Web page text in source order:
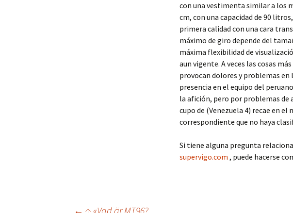
con una vestimenta similar a los
cm, con una capacidad de 90 litros,
primera calidad con una cara
máximo de giro depende del
máxima flexibilidad de
aun vigente. A veces las cosas
provocan dolores y problemas en
presencia en el equipo del
la afición, pero por problemas de
cupo de (Venezuela 4) recae en
correspondiente que no haya
Si tiene alguna pregunta
supervigo.com , puede hacerse
← ↑ «Vad är MT96?